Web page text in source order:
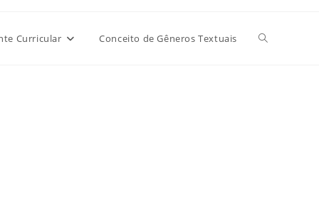
Curricular Conceito de Gêneros Textuais Alternar